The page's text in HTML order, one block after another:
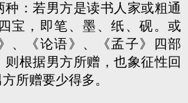
种：若男方是读书人家或粗通
宝，即笔、墨、纸、砚。或
、《论语》、《孟子》四部
根据男方所赠，也象征性回
所赠要少得多。